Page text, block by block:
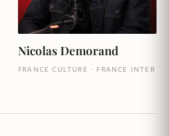
Nicolas Demorand
FRANCE CULTURE · FRANCE INTER